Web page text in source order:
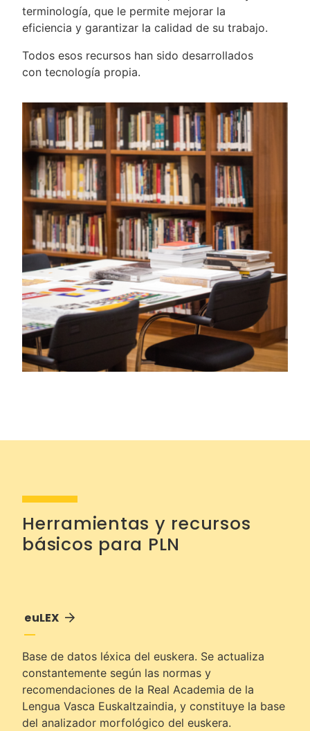
terminología, que le permite mejorar la
eficiencia y garantizar la calidad de su trabajo.
Todos esos recursos han sido desarrollados
con tecnología propia.
Herramientas y recursos
básicos para PLN
euLEX
Base de datos léxica del euskera. Se actualiza
constantemente según las normas y
recomendaciones de la Real Academia de la
Lengua Vasca Euskaltzaindia, y constituye la base
del analizador morfológico del euskera.